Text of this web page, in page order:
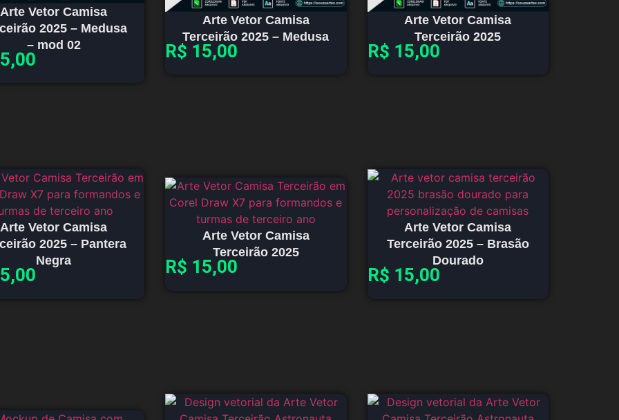
Arte Vetor Camisa
2025 – Medusa
– mod 02
Arte Vetor Camisa
Terceirão 2025 – Medusa
R$ 15,00
Arte Vetor Camisa
Terceirão 2025
R$ 15,00
Arte Vetor Camisa
2025 – Pantera
Negra
Arte Vetor Camisa
Terceirão 2025
R$ 15,00
Arte Vetor Camisa
Terceirão 2025 – Brasão
Dourado
R$ 15,00